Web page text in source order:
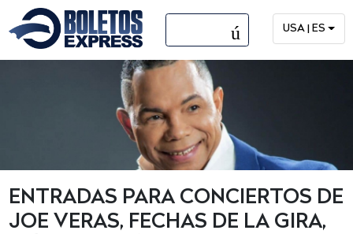
menú USA | ES
ENTRADAS PARA CONCIERTOS DE
JOE VERAS, FECHAS DE LA GIRA,